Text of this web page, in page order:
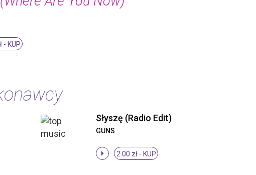
- KUP
Słyszę (Radio Edit)
GUNS
2.00 zł - KUP